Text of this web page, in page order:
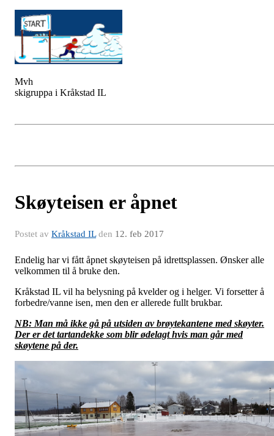
Mvh
skigruppa i Kråkstad IL
Skøyteisen er åpnet
Postet av Kråkstad ILden 12. feb 2017
Endelig har vi fått åpnet skøyteisen på idrettsplassen. Ønsker alle
velkommen til å bruke den.
Kråkstad IL vil ha belysning på kvelder og i helger. Vi forsetter å
forbedre/vanne isen, men den er allerede fullt brukbar.
NB: Man må ikke gå på utsiden av brøytekantene med skøyter.
Der er det tartandekke som blir ødelagt hvis man går med
skøytene på der.